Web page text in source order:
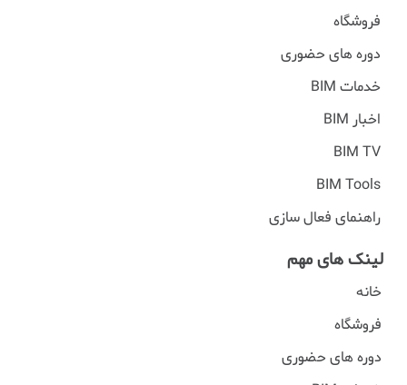
فروشگاه
دوره های حضوری
خدمات BIM
اخبار BIM
BIM TV
BIM Tools
راهنمای فعال سازی
لینک های مهم
خانه
فروشگاه
دوره های حضوری